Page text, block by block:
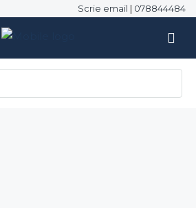
Scrie email | 078844484